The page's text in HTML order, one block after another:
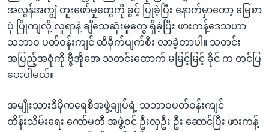
အလွန်အကျွံ တူးဖော်မှုတွေကို ခွင့် ပြုခဲ့ပြီး နောက်မှာတော့ မြေစာ
ပုံ ပြိုကျလို့ လူရာနဲ့ ချီသေဆုံးမှုတွေ ရှိခဲ့ပြီး ဖားကန့်ဒေသဟာ
သဘာဝ ပတ်ဝန်းကျင် ထိခိုက်ပျက်စီး လာခဲ့တာပါ။ သတင်း
အပြည့်အစုံကို ဗွီအိုအေ သတင်းထောက် မမြင့်မြင့် ခိုင် က တင်ပြ
ပေးပါမယ်။
အမျိုးသားဒီမိုကရေစီအဖွဲ့ချုပ်ရဲ့ သဘာဝပတ်ဝန်းကျင်
ထိန်းသိမ်းရေး ကော်မတီ အဖွဲ့ဝင် ဦးလှဦး ဦး ဆောင်ပြီး ဖားကန့်